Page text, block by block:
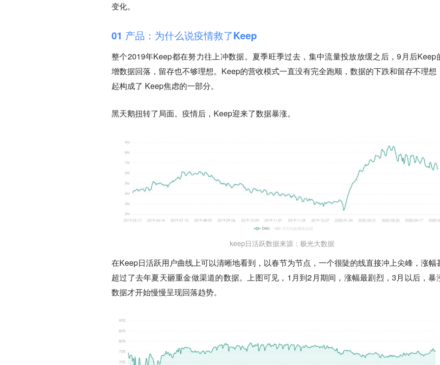
变化。
01 产品：为什么说疫情救了Keep
整个2019年Keep都在努力往上冲数据。夏季旺季过去，集中流量投放放缓之后，9月后Keep
增数据回落，留存也不够理想。Keep的营收模式一直没有完全跑顺，数据的下跌和留存不理想
起构成了 Keep焦虑的一部分。
黑天鹅扭转了局面。疫情后，Keep迎来了数据暴涨。
keep日活跃数据来源：极光大数据
在Keep日活跃用户曲线上可以清晰地看到，以春节为节点，一个很陡的线直接冲上尖峰，涨幅
超过了去年夏天砸重金做渠道的数据。上图可见，1月到2月期间，涨幅最剧烈，3月以后，暴
数据才开始慢慢呈现回落趋势。